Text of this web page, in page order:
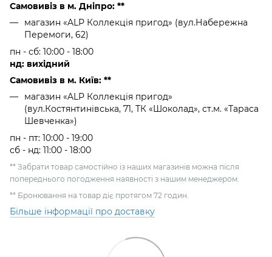
Самовивіз в м. Дніпро: **
магазин «ALP Коллекція пригод» (вул.Набережна
Перемоги, 62)
пн - сб: 10:00 - 18:00
нд: вихідний
Самовивіз в м. Київ: **
магазин «ALP Коллекція пригод»
(вул.Костянтинівська, 71, ТК «Шоколад», ст.м. «Тараса
Шевченка»)
пн - пт: 10:00 - 19:00
сб - нд: 11:00 - 18:00
** Забрати товар самостійно із наших магазинів можна після
попереднього погодження наявності з нашим менеджером.
** Бронювання на товар діє протягом 72 годин.
Більше інформації про доставку